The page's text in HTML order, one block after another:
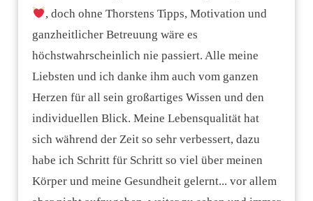
, doch ohne Thorstens Tipps, Motivation und
ganzheitlicher Betreuung wäre es
höchstwahrscheinlich nie passiert. Alle meine
Liebsten und ich danke ihm auch vom ganzen
Herzen für all sein großartiges Wissen und den
individuellen Blick. Meine Lebensqualität hat
sich während der Zeit so sehr verbessert, dazu
habe ich Schritt für Schritt so viel über meinen
Körper und meine Gesundheit gelernt... vor allem